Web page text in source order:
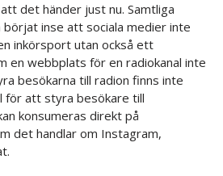
det händer just nu. Samtliga
inse att sociala medier inte
inkörsport utan också ett
en webbplats för en radiokanal inte
besökarna till radion finns inte
för att styra besökare till
konsumeras direkt på
det handlar om Instagram,